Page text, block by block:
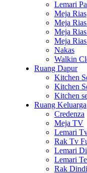
Lemari
Meja Rias
Meja
Meja
Meja
Nakas
Walkin
Ruang Dapur
Kitchen
Kitchen
Kitchen
Ruang Keluarga
Credenza
Meja TV
Lemari
Rak Tv
Lemari
Lemari
Rak